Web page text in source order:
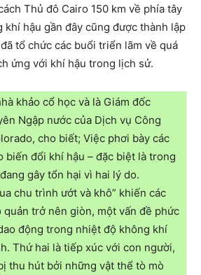
Thủ đô Cairo 150 km về phía tây
khí hậu gần đây cũng được thành lập
tổ chức các buổi triển lãm về quá
ứng với khí hậu trong lịch sử.
khảo cổ học và là Giám đốc
Ngập nước của Dịch vụ Công
cho biết; Việc phơi bày các
biến đổi khí hậu – đặc biệt là trong
gây tổn hại vì hai lý do.
chu trình ướt và khô” khiến các
quản trở nên giòn, một vấn đề phức
động trong nhiệt độ không khí
Thứ hai là tiếp xúc với con người,
thu hút bởi những vật thể tò mò